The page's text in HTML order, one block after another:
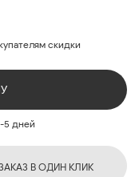
скидки
5 дней
В ОДИН КЛИК